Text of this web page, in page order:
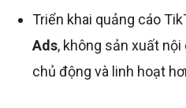
Triển khai quảng cáo
Ads, không sản xuất
chủ động và linh hoạt